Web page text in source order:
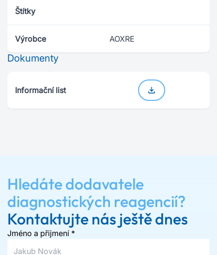
Štítky
Výrobce AOXRE
Dokumenty
Informační list
Hledáte dodavatele
diagnostických reagencií?
Kontaktujte nás ještě dnes
Jméno a přijmení *